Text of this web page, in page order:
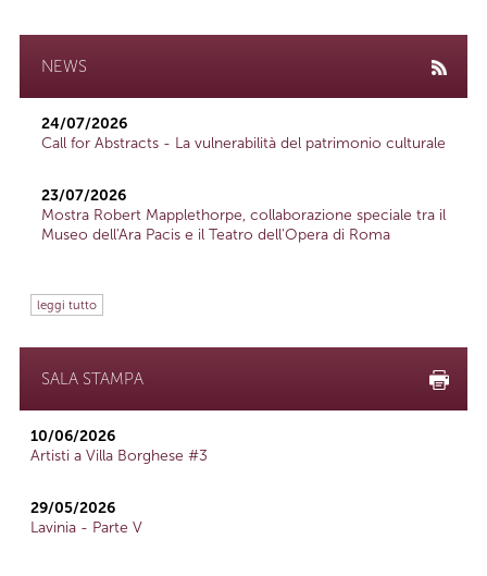
NEWS
24/07/2026
Call for Abstracts - La vulnerabilità del patrimonio culturale
23/07/2026
Mostra Robert Mapplethorpe, collaborazione speciale tra il
Museo dell'Ara Pacis e il Teatro dell'Opera di Roma
leggi tutto
SALA STAMPA
10/06/2026
Artisti a Villa Borghese #3
29/05/2026
Lavinia - Parte V